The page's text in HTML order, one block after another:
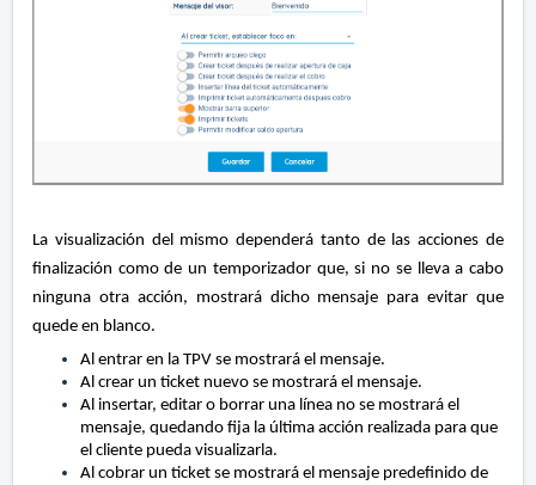
La visualización del mismo dependerá tanto de las acciones de
finalización como de un temporizador que, si no se lleva a cabo
ninguna otra acción, mostrará dicho mensaje para evitar que
quede en blanco.
Al entrar en la TPV se mostrará el mensaje.
Al crear un ticket nuevo se mostrará el mensaje.
Al insertar, editar o borrar una línea no se mostrará el
mensaje, quedando fija la última acción realizada para que
el cliente pueda visualizarla.
Al cobrar un ticket se mostrará el mensaje predefinido de